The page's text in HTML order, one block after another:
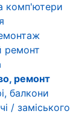
комп'ютери
ремонт
ремонт
балкони
/ заміського